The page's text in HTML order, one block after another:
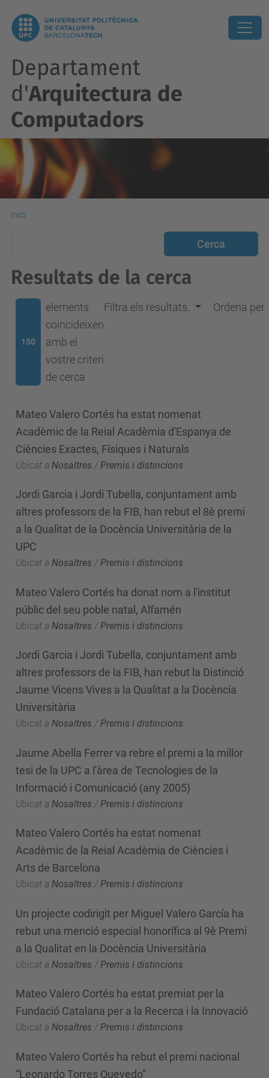
Departament
d'Arquitectura de
Computadors
Inici
Resultats de la cerca
150
elements
coincideixen
amb el
vostre criteri
de cerca
Filtra els resultats. Ordena per
Mateo Valero Cortés ha estat nomenat
Acadèmic de la Reial Acadèmia d'Espanya de
Ciències Exactes, Físiques i Naturals
Ubicat a Nosaltres / Premis i distincions
Jordi Garcia i Jordi Tubella, conjuntament amb
altres professors de la FIB, han rebut el 8è premi
a la Qualitat de la Docència Universitària de la
UPC
Ubicat a Nosaltres /Premis i distincions
Mateo Valero Cortés ha donat nom a l'institut
públic del seu poble natal, Alfamén
Ubicat a Nosaltres / Premis i distincions
Jordi Garcia i Jordi Tubella, conjuntament amb
altres professors de la FIB, han rebut la Distinció
Jaume Vicens Vives a la Qualitat a la Docència
Universitària
Ubicat a Nosaltres /Premis i distincions
Jaume Abella Ferrer va rebre el premi a la millor
tesi de la UPC a l'àrea de Tecnologies de la
Informació i Comunicació (any 2005)
Ubicat a Nosaltres / Premis i distincions
Mateo Valero Cortés ha estat nomenat
Acadèmic de la Reial Acadèmia de Ciències i
Arts de Barcelona
Ubicat a Nosaltres /Premis i distincions
Un projecte codirigit per Miguel Valero García ha
rebut una menció especial honorífica al 9è Premi
a la Qualitat en la Docència Universitària
Ubicat a Nosaltres / Premis i distincions
Mateo Valero Cortés ha estat premiat per la
Fundació Catalana per a la Recerca i la Innovació
Ubicat a Nosaltres /Premis i distincions
Mateo Valero Cortés ha rebut el premi nacional
“Leonardo Torres Quevedo”